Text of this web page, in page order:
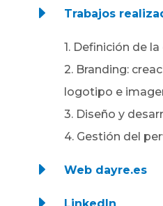
E Trabajos
1. Definición de
2. Branding:
logotipo e
3. Diseño y
4. Gestión del
E Web dayre.es